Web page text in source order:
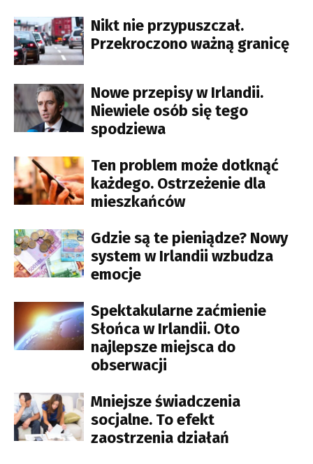
Nikt nie przypuszczał.
Przekroczono ważną granicę
Nowe przepisy w Irlandii.
Niewiele osób się tego
spodziewa
Ten problem może dotknąć
każdego. Ostrzeżenie dla
mieszkańców
Gdzie są te pieniądze? Nowy
system w Irlandii wzbudza
emocje
Spektakularne zaćmienie
Słońca w Irlandii. Oto
najlepsze miejsca do
obserwacji
Mniejsze świadczenia
socjalne. To efekt
zaostrzenia działań